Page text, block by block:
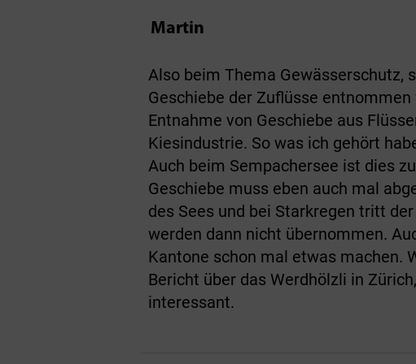
Martin
Also beim Thema Gewässerschutz,
Geschiebe der Zuflüsse
Entnahme von Geschiebe aus
Kiesindustrie. So was ich gehört
Auch beim Sempachersee ist dies
Geschiebe muss eben auch mal
des Sees und bei Starkregen tritt
werden dann nicht übernommen.
Kantone schon mal etwas machen.
Bericht über das Werdhölzli in
interessant.